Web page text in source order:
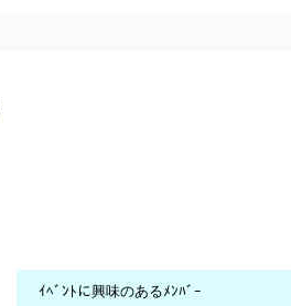
ｲﾍﾞﾝﾄに興味のあるﾒﾝﾊﾞｰ